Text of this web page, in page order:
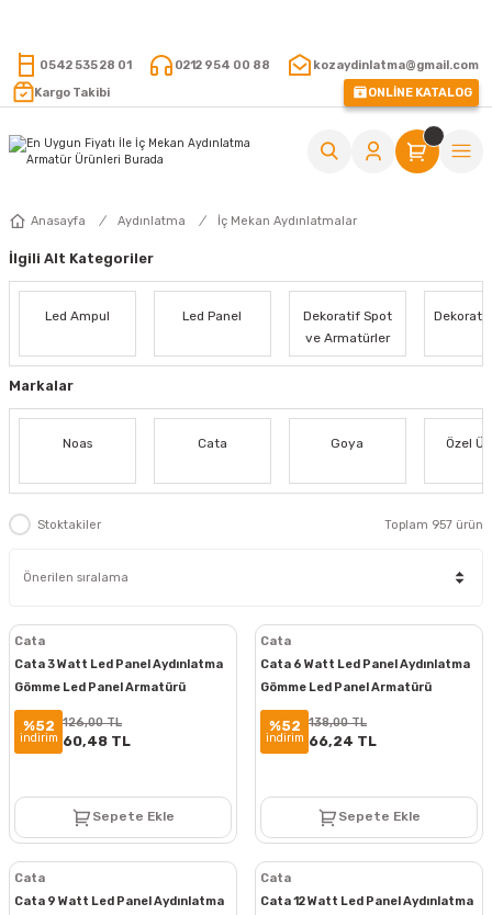
0542 535 28 01 0212 954 00 88
kozaydinlatma@gmail.com
Kargo Takibi
ONLİNE KATALOG
Anasayfa Aydınlatma İç Mekan Aydınlatmalar
İlgili Alt Kategoriler
Led Ampul Led Panel
Dekoratif Spot
ve Armatürler
Dekoratif
Markalar
Noas Cata Goya Özel
Stoktakiler Toplam 957 ürün
Cata
Cata 3 Watt Led Panel Aydınlatma
Gömme Led Panel Armatürü
Alüminyum Kasa ct-5144
%52
indirim
126,00 TL
60,48 TL
Sepete Ekle
Cata
Cata 6 Watt Led Panel Aydınlatma
Gömme Led Panel Armatürü
Alüminyum Kasa ct-5145
%52
indirim
138,00 TL
66,24 TL
Sepete Ekle
Cata
Cata 9 Watt Led Panel Aydınlatma
Cata
Cata 12 Watt Led Panel Aydınlatma